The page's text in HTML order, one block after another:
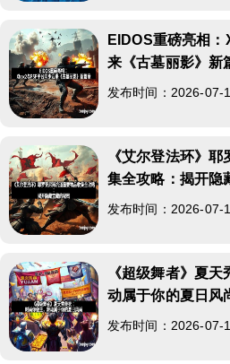
EIDOS重磅亮相
来《古墓丽影》新
发布时间：2026-07-
《艾尔登法环》
集全攻略：揭开隐
发布时间：2026-07-
《超级舞者》夏
动属于你的夏日风
发布时间：2026-07-